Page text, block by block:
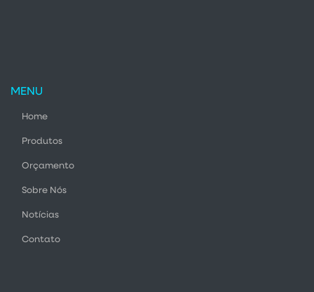
MENU
Home
Produtos
Orçamento
Sobre Nós
Notícias
Contato